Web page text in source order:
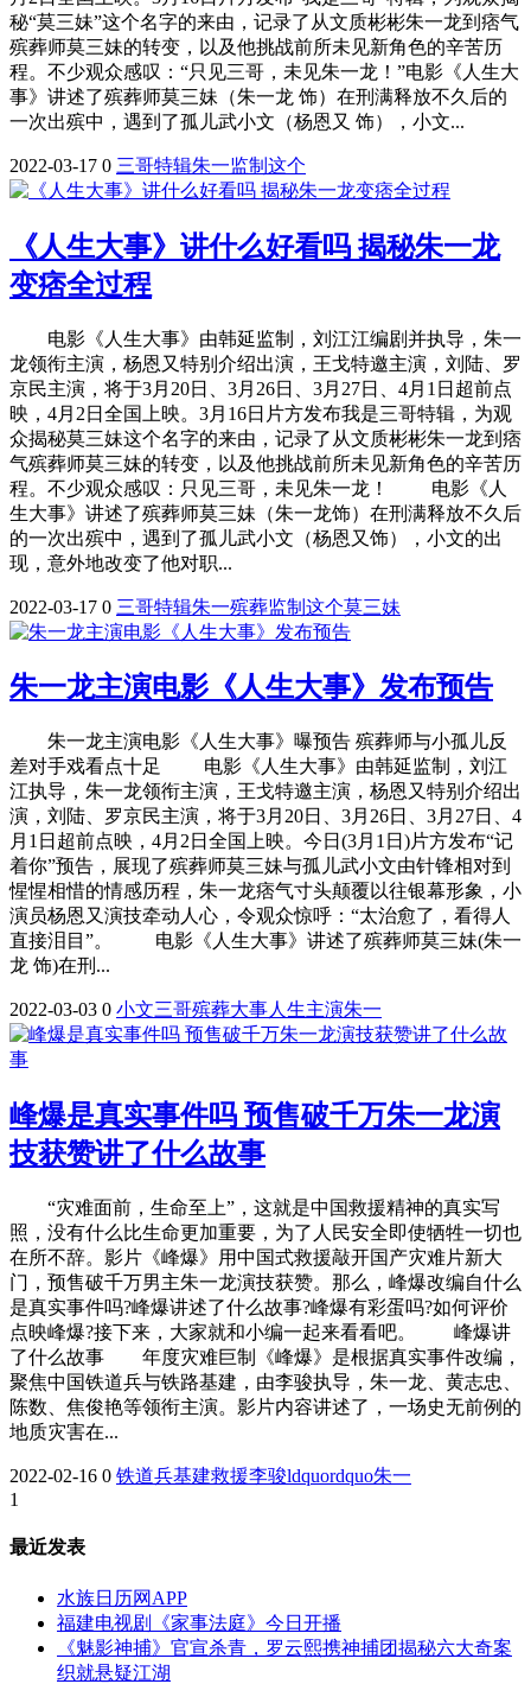
秘“莫三妹”这个名字的来由，记录了从文质彬彬朱一龙到痞气
殡葬师莫三妹的转变，以及他挑战前所未见新角色的辛苦历
程。不少观众感叹：“只见三哥，未见朱一龙！”电影《人生大
事》讲述了殡葬师莫三妹（朱一龙 饰）在刑满释放不久后的
一次出殡中，遇到了孤儿武小文（杨恩又 饰），小文...
2022-03-17 0 三哥特辑朱一监制 这个
《人生大事》讲什么好看吗 揭秘朱一龙
变痞全过程
电影《人生大事》由韩延监制，刘江江编剧并执导，朱一
龙领衔主演，杨恩又特别介绍出演，王戈特邀主演，刘陆、罗
京民主演，将于3月20日、3月26日、3月27日、4月1日超前点
映，4月2日全国上映。3月16日片方发布我是三哥特辑，为观
众揭秘莫三妹这个名字的来由，记录了从文质彬彬朱一龙到痞
气殡葬师莫三妹的转变，以及他挑战前所未见新角色的辛苦历
程。不少观众感叹：只见三哥，未见朱一龙！ 电影《人
生大事》讲述了殡葬师莫三妹（朱一龙饰）在刑满释放不久后
的一次出殡中，遇到了孤儿武小文（杨恩又饰），小文的出
现，意外地改变了他对职...
2022-03-17 0 三哥特辑朱一殡葬监制 这个莫三妹
朱一龙主演电影《人生大事》发布预告
朱一龙主演电影《人生大事》曝预告 殡葬师与小孤儿反
差对手戏看点十足 电影《人生大事》由韩延监制，刘江
江执导，朱一龙领衔主演，王戈特邀主演，杨恩又特别介绍出
演，刘陆、罗京民主演，将于3月20日、3月26日、3月27日、4
月1日超前点映，4月2日全国上映。今日(3月1日)片方发布“记
着你”预告，展现了殡葬师莫三妹与孤儿武小文由针锋相对到
惺惺相惜的情感历程，朱一龙痞气寸头颠覆以往银幕形象，小
演员杨恩又演技牵动人心，令观众惊呼：“太治愈了，看得人
直接泪目”。 电影《人生大事》讲述了殡葬师莫三妹(朱一
龙 饰)在刑...
2022-03-03 0 小文三哥殡葬大事人生主演朱一
峰爆是真实事件吗 预售破千万朱一龙演
技获赞讲了什么故事
“灾难面前，生命至上”，这就是中国救援精神的真实写
照，没有什么比生命更加重要，为了人民安全即使牺牲一切也
在所不辞。影片《峰爆》用中国式救援敲开国产灾难片新大
门，预售破千万男主朱一龙演技获赞。那么，峰爆改编自什么
是真实事件吗?峰爆讲述了什么故事?峰爆有彩蛋吗?如何评价
点映峰爆?接下来，大家就和小编一起来看看吧。 峰爆讲
了什么故事 年度灾难巨制《峰爆》是根据真实事件改编，
聚焦中国铁道兵与铁路基建，由李骏执导，朱一龙、黄志忠、
陈数、焦俊艳等领衔主演。影片内容讲述了，一场史无前例的
地质灾害在...
2022-02-16 0 铁道兵基建救援李骏ldquordquo朱一
1
最近发表
水族日历网APP
福建电视剧《家事法庭》今日开播
《魅影神捕》官宣杀青，罗云熙携神捕团揭秘六大奇案
织就悬疑江湖